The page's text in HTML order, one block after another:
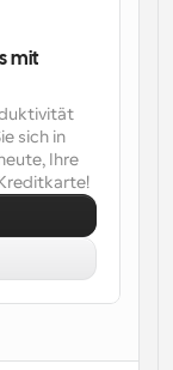
etwas
mit
sich in
Ihre